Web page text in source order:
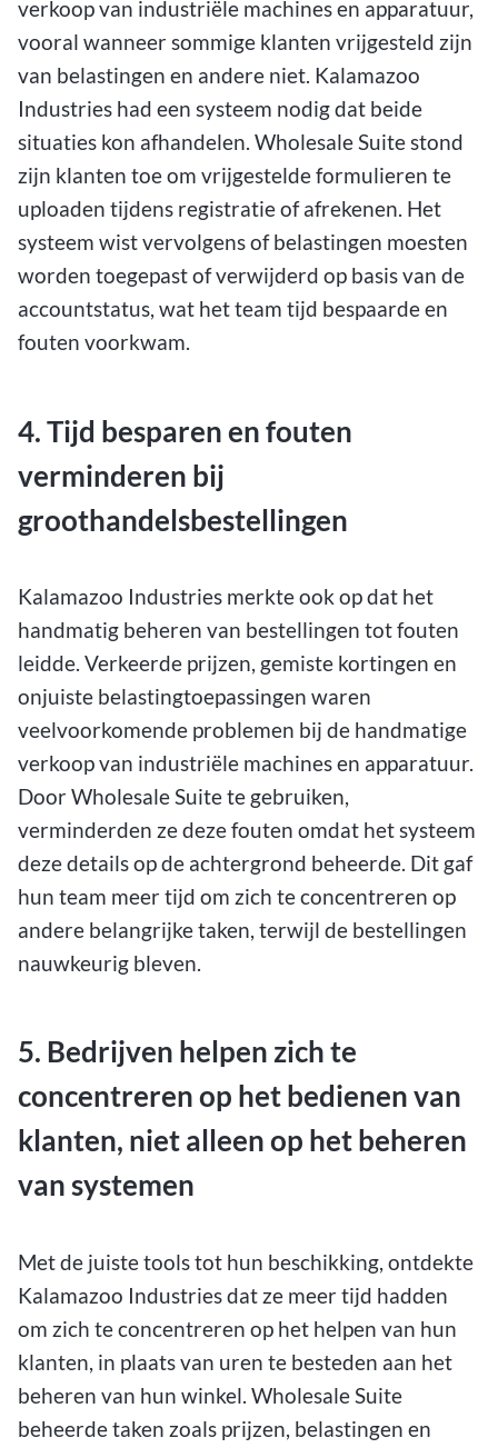
verkoop van industriële machines en apparatuur,
vooral wanneer sommige klanten vrijgesteld zijn
van belastingen en andere niet. Kalamazoo
Industries had een systeem nodig dat beide
situaties kon afhandelen. Wholesale Suite stond
zijn klanten toe om vrijgestelde formulieren te
uploaden tijdens registratie of afrekenen. Het
systeem wist vervolgens of belastingen moesten
worden toegepast of verwijderd op basis van de
accountstatus, wat het team tijd bespaarde en
fouten voorkwam.
4. Tijd besparen en fouten
verminderen bij
groothandelsbestellingen
Kalamazoo Industries merkte ook op dat het
handmatig beheren van bestellingen tot fouten
leidde. Verkeerde prijzen, gemiste kortingen en
onjuiste belastingtoepassingen waren
veelvoorkomende problemen bij de handmatige
verkoop van industriële machines en apparatuur.
Door Wholesale Suite te gebruiken,
verminderden ze deze fouten omdat het systeem
deze details op de achtergrond beheerde. Dit gaf
hun team meer tijd om zich te concentreren op
andere belangrijke taken, terwijl de bestellingen
nauwkeurig bleven.
5. Bedrijven helpen zich te
concentreren op het bedienen van
klanten, niet alleen op het beheren
van systemen
Met de juiste tools tot hun beschikking, ontdekte
Kalamazoo Industries dat ze meer tijd hadden
om zich te concentreren op het helpen van hun
klanten, in plaats van uren te besteden aan het
beheren van hun winkel. Wholesale Suite
beheerde taken zoals prijzen, belastingen en